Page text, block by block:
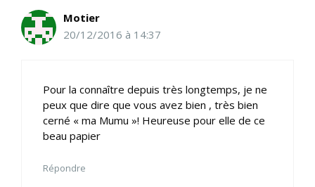
Motier
20/12/2016 à 14:37
Pour la connaître depuis très longtemps, je ne
peux que dire que vous avez bien , très bien
cerné « ma Mumu »! Heureuse pour elle de ce
beau papier
Répondre